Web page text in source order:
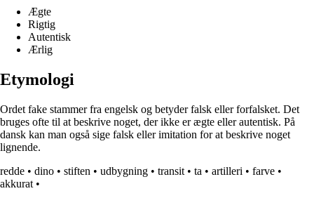
Ægte
Rigtig
Autentisk
Ærlig
Etymologi
Ordet fake stammer fra engelsk og betyder falsk eller forfalsket. Det
bruges ofte til at beskrive noget, der ikke er ægte eller autentisk. På
dansk kan man også sige falsk eller imitation for at beskrive noget
lignende.
redde • dino • stiften • udbygning • transit • ta • artilleri • farve •
akkurat •